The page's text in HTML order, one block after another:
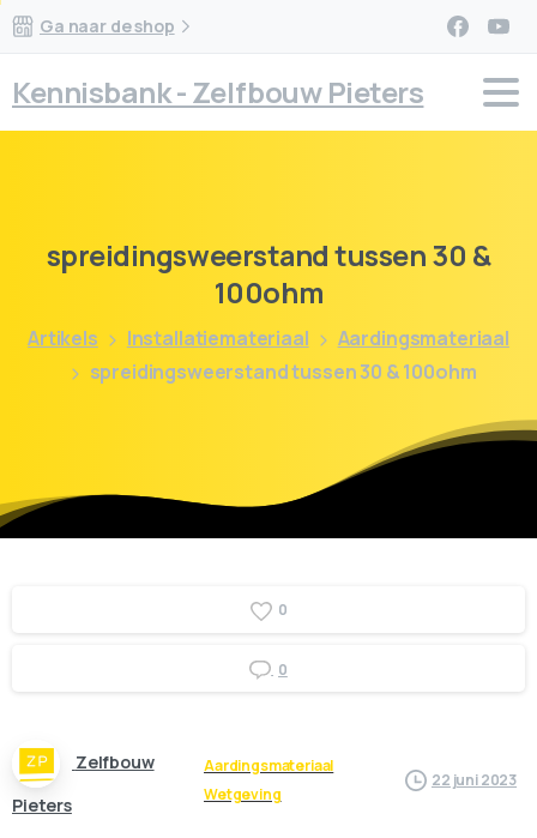
Ga naar de shop
Kennisbank - Zelfbouw Pieters
spreidingsweerstandtussen30 &
100ohm
Artikels Installatiemateriaal
Aardingsmateriaal
spreidingsweerstand tussen 30 & 100ohm
0
0
Zelfbouw
Pieters
Aardingsmateriaal
Wetgeving
22 juni 2023